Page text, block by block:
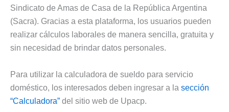
Sindicato de Amas de Casa de la República Argentina
(Sacra). Gracias a esta plataforma, los usuarios pueden
realizar cálculos laborales de manera sencilla, gratuita y
sin necesidad de brindar datos personales.
Para utilizar la calculadora de sueldo para servicio
doméstico, los interesados deben ingresar a la sección
“Calculadora” del sitio web de Upacp.